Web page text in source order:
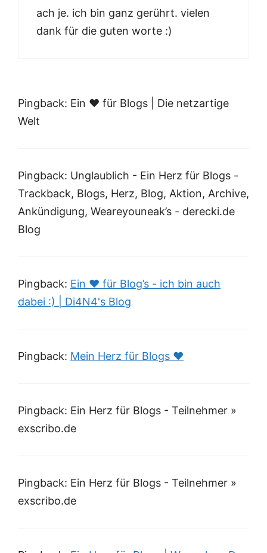
ach je. ich bin ganz gerührt. vielen
dank für die guten worte :)
Pingback: Ein ♥ für Blogs | Die netzartige
Welt
Pingback: Unglaublich - Ein Herz für Blogs -
Trackback, Blogs, Herz, Blog, Aktion, Archive,
Ankündigung, Weareyouneak’s - derecki.de
Blog
Pingback: Ein ♥ für Blog’s - ich bin auch
dabei :) | Di4N4's Blog
Pingback: Mein Herz für Blogs ♥
Pingback: Ein Herz für Blogs - Teilnehmer »
exscribo.de
Pingback: Ein Herz für Blogs - Teilnehmer »
exscribo.de